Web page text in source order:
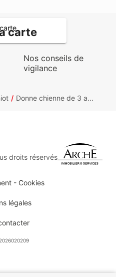
carte
Nos conseils de
vigilance
Donne chienne de 3 a...
droits réservés
- Cookies
légales